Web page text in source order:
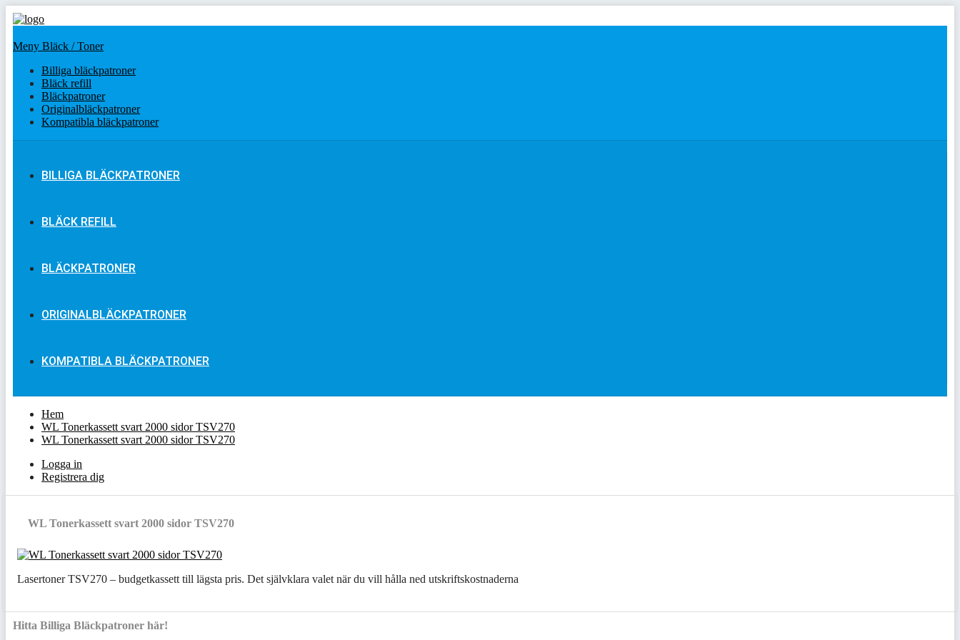
Meny Bläck / Toner
Billiga bläckpatroner
Bläck refill
Bläckpatroner
Originalbläckpatroner
Kompatibla bläckpatroner
BILLIGA BLÄCKPATRONER
BLÄCK REFILL
BLÄCKPATRONER
ORIGINALBLÄCKPATRONER
KOMPATIBLA BLÄCKPATRONER
Hem
WL Tonerkassett svart 2000 sidor TSV270
WL Tonerkassett svart 2000 sidor TSV270
Logga in
Registrera dig
WL Tonerkassett svart 2000 sidor TSV270
Lasertoner TSV270 – budgetkassett till lägsta pris. Det självklara valet när du vill hålla ned utskriftskostnaderna
Hitta Billiga Bläckpatroner här!